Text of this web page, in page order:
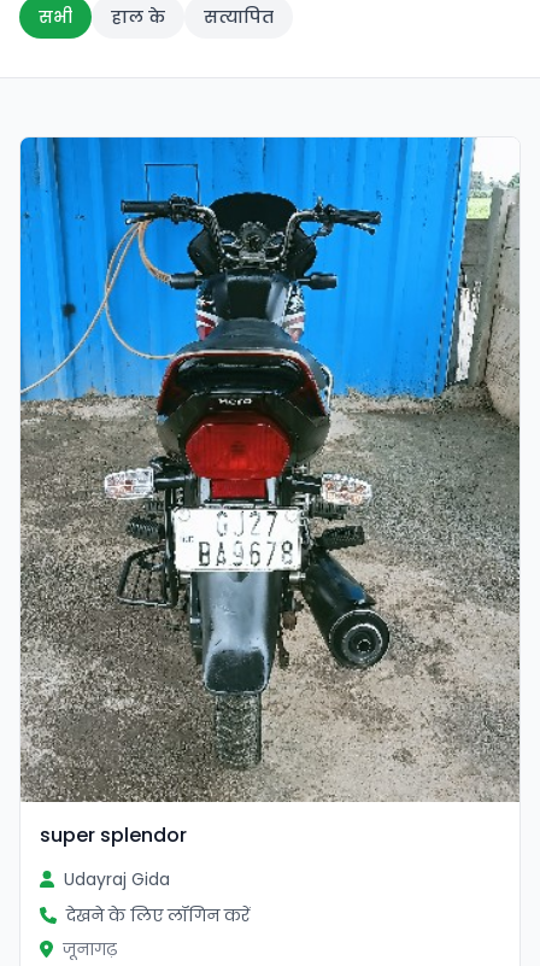
सभी हाल के सत्यापित
super splendor
Udayraj Gida
देखने के लिए लॉगिन करें
जूनागढ़